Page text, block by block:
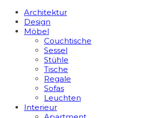
Architektur
Design
Möbel
Couchtische
Sessel
Stühle
Tische
Regale
Sofas
Leuchten
Interieur